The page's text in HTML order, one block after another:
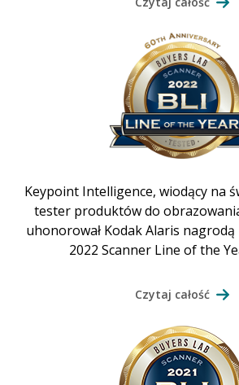
Keypoint Intelligence, wiodący na
tester produktów do
uhonorował Kodak Alaris nagrodą
2022 Scanner Line of the
Czytaj całość